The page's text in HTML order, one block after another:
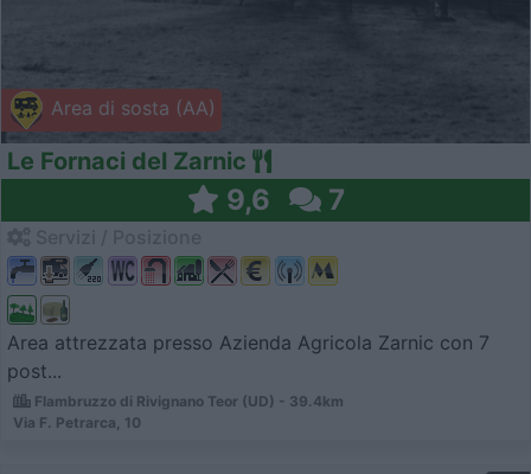
Area di sosta (AA)
Le Fornaci del Zarnic
9,6 7
Area attrezzata presso Azienda Agricola Zarnic con 7
post...
Flambruzzo di Rivignano Teor (UD) - 39.4km
Via F. Petrarca, 10